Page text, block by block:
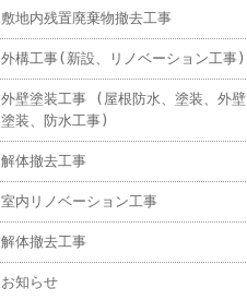
敷地内残置廃棄物撤去工事
外構工事(新設、リノベーション工事)
外壁塗装工事 (屋根防水、塗装、外壁
塗装、防水工事)
解体撤去工事
室内リノベーション工事
解体撤去工事
お知らせ